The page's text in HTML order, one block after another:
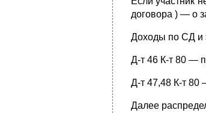
договора ) — о
Доходы по СД и
Д-т 46 К-т 80 —
Д-т 47,48 К-т 80
Далее